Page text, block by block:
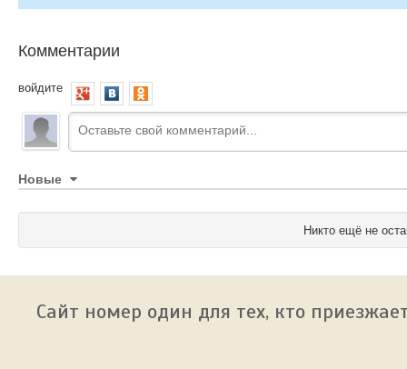
Комментарии
войдите
Новые
Никто ещё не
Сайт номер один для тех, кто